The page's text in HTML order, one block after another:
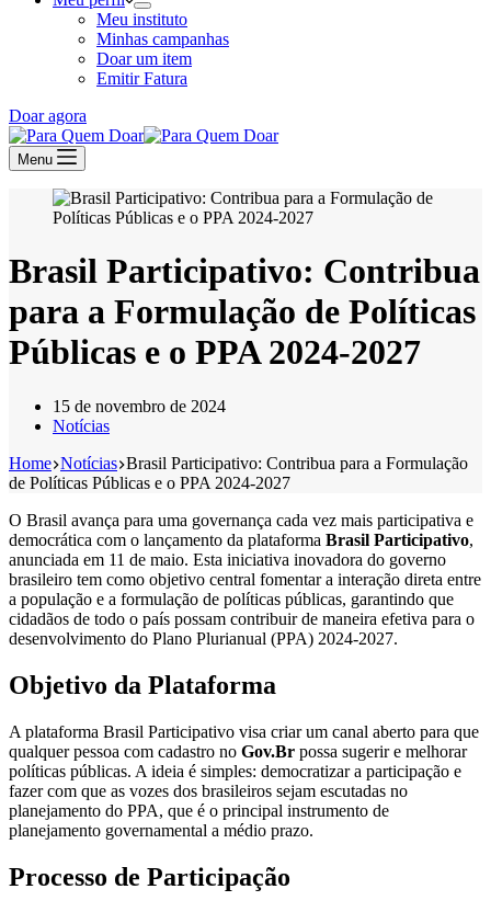
Meu instituto
Minhas campanhas
Doar um item
Emitir Fatura
Doar agora
Menu
Brasil Participativo: Contribua
para a Formulação de Políticas
Públicas e o PPA 2024-2027
15 de novembro de 2024
Notícias
Home Notícias Brasil Participativo: Contribua para a Formulação
de Políticas Públicas e o PPA 2024-2027
O Brasil avança para uma governança cada vez mais participativa e
democrática com o lançamento da plataforma Brasil Participativo,
anunciada em 11 de maio. Esta iniciativa inovadora do governo
brasileiro tem como objetivo central fomentar a interação direta entre
a população e a formulação de políticas públicas, garantindo que
cidadãos de todo o país possam contribuir de maneira efetiva para o
desenvolvimento do Plano Plurianual (PPA) 2024-2027.
Objetivo da Plataforma
A plataforma Brasil Participativo visa criar um canal aberto para que
qualquer pessoa com cadastro no Gov.Br possa sugerir e melhorar
políticas públicas. A ideia é simples: democratizar a participação e
fazer com que as vozes dos brasileiros sejam escutadas no
planejamento do PPA, que é o principal instrumento de
planejamento governamental a médio prazo.
Processo de Participação